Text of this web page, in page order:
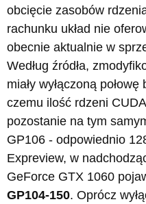
obcięcie zasobów
rachunku układ nie
obecnie aktualnie w
Według źródła,
miały wyłączoną
czemu ilość rdzeni
pozostanie na tym
GP106 - odpowiednio
Expreview, w
GeForce GTX 1060
GP104-150. Oprócz